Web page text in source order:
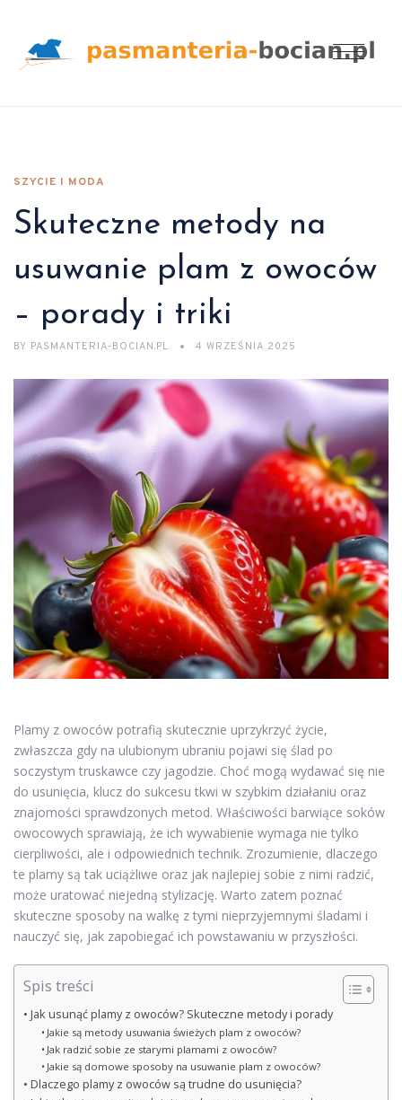
SZYCIE I MODA
Skuteczne metody na
usuwanie plam z owoców
– porady i triki
BY PASMANTERIA-BOCIAN.PL 4 WRZEŚNIA 2025
Plamy z owoców potrafią skutecznie uprzykrzyć życie,
zwłaszcza gdy na ulubionym ubraniu pojawi się ślad po
soczystym truskawce czy jagodzie. Choć mogą wydawać się nie
do usunięcia, klucz do sukcesu tkwi w szybkim działaniu oraz
znajomości sprawdzonych metod. Właściwości barwiące soków
owocowych sprawiają, że ich wywabienie wymaga nie tylko
cierpliwości, ale i odpowiednich technik. Zrozumienie, dlaczego
te plamy są tak uciążliwe oraz jak najlepiej sobie z nimi radzić,
może uratować niejedną stylizację. Warto zatem poznać
skuteczne sposoby na walkę z tymi nieprzyjemnymi śladami i
nauczyć się, jak zapobiegać ich powstawaniu w przyszłości.
Spis treści
Jak usunąć plamy z owoców? Skuteczne metody i porady
Jakie są metody usuwania świeżych plam z owoców?
Jak radzić sobie ze starymi plamami z owoców?
Jakie są domowe sposoby na usuwanie plam z owoców?
Dlaczego plamy z owoców są trudne do usunięcia?